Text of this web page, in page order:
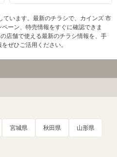
ています。最新のチラシで、カインズ 市
ーン、特売情報をすぐに確認できま
店舗で使える最新のチラシ情報を、手
ぜひご活用ください。
宮城県 秋田県 山形県